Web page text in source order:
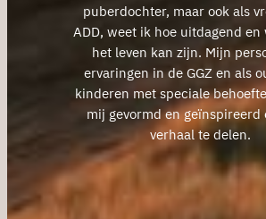
puberdochter, maar ook als
ADD, weet ik hoe uitdagend en
het leven kan zijn. Mijn
ervaringen in de GGZ en als
kinderen met speciale
mij gevormd en geïnspireerd
verhaal te delen.